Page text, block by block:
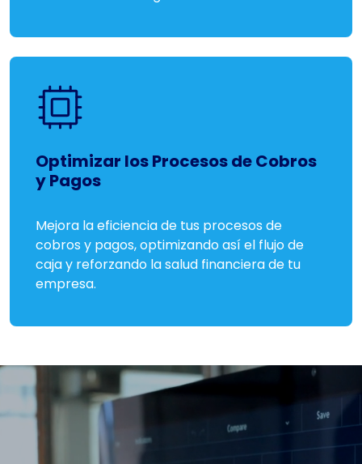
Optimizar los Procesos de Cobros
y Pagos
Mejora la eficiencia de tus procesos de
cobros y pagos, optimizando así el flujo de
caja y reforzando la salud financiera de tu
empresa.